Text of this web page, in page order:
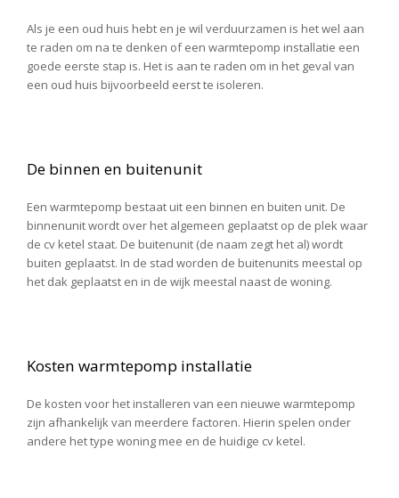
Als je een oud huis hebt en je wil verduurzamen is het wel aan
te raden om na te denken of een warmtepomp installatie een
goede eerste stap is. Het is aan te raden om in het geval van
een oud huis bijvoorbeeld eerst te isoleren.
De binnen en buitenunit
Een warmtepomp bestaat uit een binnen en buiten unit. De
binnenunit wordt over het algemeen geplaatst op de plek waar
de cv ketel staat. De buitenunit (de naam zegt het al) wordt
buiten geplaatst. In de stad worden de buitenunits meestal op
het dak geplaatst en in de wijk meestal naast de woning.
Kosten warmtepomp installatie
De kosten voor het installeren van een nieuwe warmtepomp
zijn afhankelijk van meerdere factoren. Hierin spelen onder
andere het type woning mee en de huidige cv ketel.